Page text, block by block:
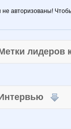
не авторизованы!